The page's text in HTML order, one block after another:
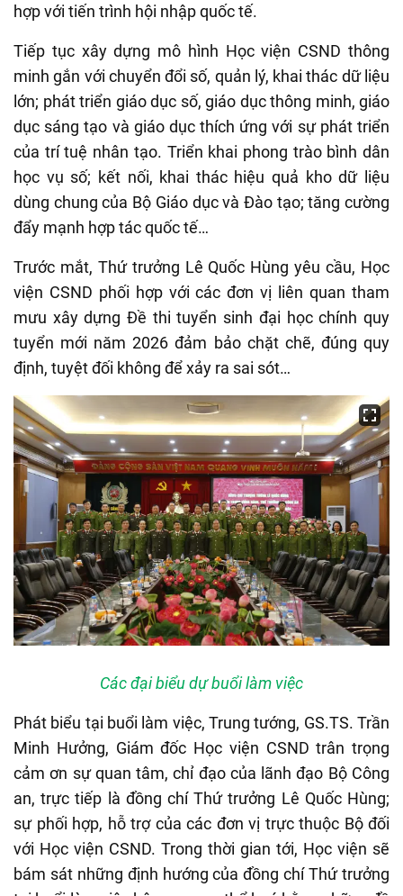
hợp với tiến trình hội nhập quốc tế.
Tiếp tục xây dựng mô hình Học viện CSND thông
minh gắn với chuyển đổi số, quản lý, khai thác dữ liệu
lớn; phát triển giáo dục số, giáo dục thông minh, giáo
dục sáng tạo và giáo dục thích ứng với sự phát triển
của trí tuệ nhân tạo. Triển khai phong trào bình dân
học vụ số; kết nối, khai thác hiệu quả kho dữ liệu
dùng chung của Bộ Giáodục và Đào tạo; tăng cường
đẩy mạnh hợp tác quốc tế…
Trước mắt, Thứ trưởng Lê Quốc Hùng yêu cầu, Học
viện CSND phối hợp với các đơn vị liên quan tham
mưu xây dựng Đề thi tuyển sinh đại học chính quy
tuyển mới năm 2026 đảm bảo chặt chẽ, đúng quy
định, tuyệt đối không để xảy ra sai sót…
Các đại biểu dự buổi làm việc
Phát biểu tại buổi làm việc, Trung tướng, GS.TS. Trần
Minh Hưởng, Giám đốc Học viện CSND trân trọng
cảm ơn sự quan tâm, chỉ đạo của lãnh đạo Bộ Công
an, trực tiếp là đồng chí Thứ trưởng Lê Quốc Hùng;
sự phối hợp, hỗ trợ của các đơn vị trực thuộc Bộ đối
với Học viện CSND. Trong thời gian tới, Học viện sẽ
bám sát những định hướng của đồng chí Thứ trưởng